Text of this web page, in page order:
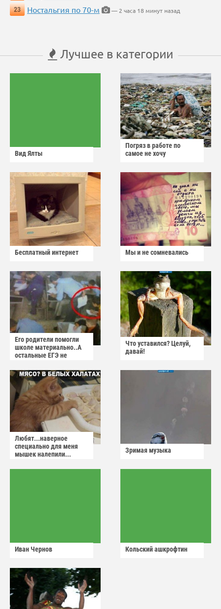
23
Ностальгия по 70-м — 2 часа 18 минут назад
Лучшее в категории
Вид Ялты
Погряз в работе по
самое не хочу
Бесплатный интернет Мы и не сомневались
Его родители помогли
школе материально..А
остальные ЕГЭ не
Что уставился? Целуй,
давай!
Любят...наверное
специально для меня
мышек налепили...
Зримая музыка
Иван Чернов Кольский ашкрофтин